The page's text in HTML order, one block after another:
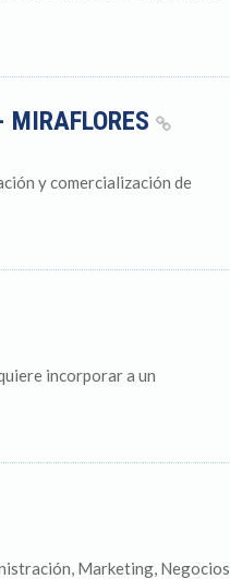
y comercialización de
incorporar a un
Marketing, Negocios